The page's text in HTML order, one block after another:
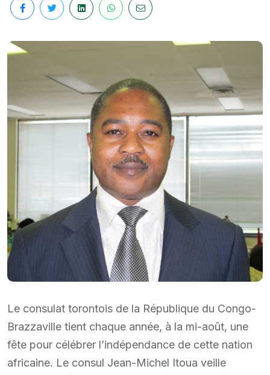
Le consulat torontois de la République du Congo-
Brazzaville tient chaque année, à la mi-août, une
fête pour célébrer l’indépendance de cette nation
africaine. Le consul Jean-Michel Itoua veille